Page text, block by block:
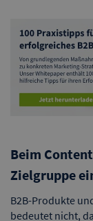
Beim
Zielgruppe
B2B-Produkte
bedeutet nicht,